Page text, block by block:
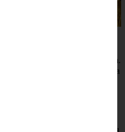
Chili con Carne
und in Würfel schneiden.
und entkernen. Paprika
schneiden (Achtung:
Hackfleisch, Zwiebel-
anbraten, das Hackfleisch